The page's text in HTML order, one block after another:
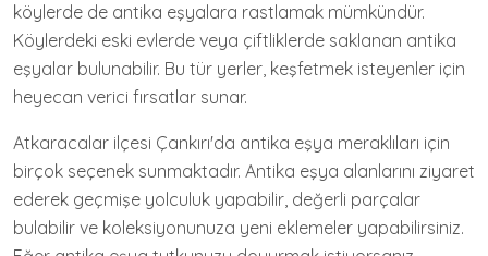
köylerde de antika eşyalara rastlamak mümkündür.
Köylerdeki eski evlerde veya çiftliklerde saklanan antika
eşyalar bulunabilir. Bu tür yerler, keşfetmek isteyenler için
heyecan verici fırsatlar sunar.
Atkaracalar ilçesi Çankırı'da antika eşya meraklıları için
birçok seçenek sunmaktadır. Antika eşya alanlarını ziyaret
ederek geçmişe yolculuk yapabilir, değerli parçalar
bulabilir ve koleksiyonunuza yeni eklemeler yapabilirsiniz.